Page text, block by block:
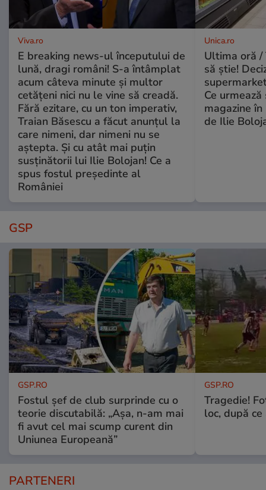
Viva.ro
E breaking news-ul începutului de
lună, dragi români! S-a întâmplat
acum câteva minute și multor
cetățeni nici nu le vine să creadă.
Fără ezitare, cu un ton imperativ,
Traian Băsescu a făcut anunțul la
care nimeni, dar nimeni nu se
aștepta. Și cu atât mai puțin
susținătorii lui Ilie Bolojan! Ce a
spus fostul președinte al
României
Unica.ro
Ultima oră /
să știe!
Ce
magazine
de Ilie
GSP
GSP.RO
Fostul șef de club surprinde cu o
teorie discutabilă: „Așa, n-am mai
fi avut cel mai scump curent din
Uniunea Europeană”
GSP.RO
Tragedie!
loc, după
PARTENERI